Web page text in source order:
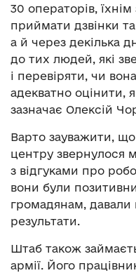
30 операторів,
приймати дзвінки
а й через декілька
до тих людей, які
і перевіряти, чи
адекватно
зазначає Олексій
Варто зауважити,
центру звернулося
з відгуками про
вони були
громадянам, давали
результати.
Штаб також
армії. Його